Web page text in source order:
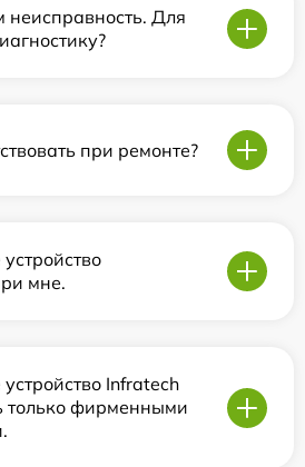
Для
при ремонте?
мне.
Infratech
только фирменными